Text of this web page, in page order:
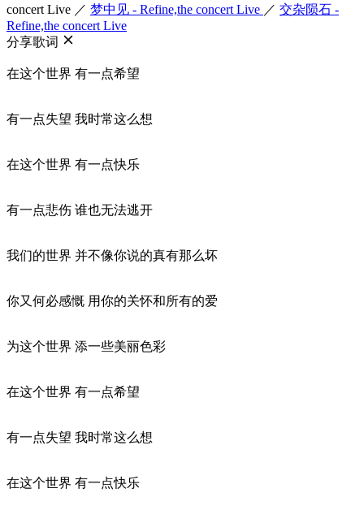
concert Live ／ 梦中见 - Refine,the concert Live ／ 交杂陨石 -
Refine,the concert Live
分享歌词
在这个世界 有一点希望
有一点失望 我时常这么想
在这个世界 有一点快乐
有一点悲伤 谁也无法逃开
我们的世界 并不像你说的真有那么坏
你又何必感慨 用你的关怀和所有的爱
为这个世界 添一些美丽色彩
在这个世界 有一点希望
有一点失望 我时常这么想
在这个世界 有一点快乐